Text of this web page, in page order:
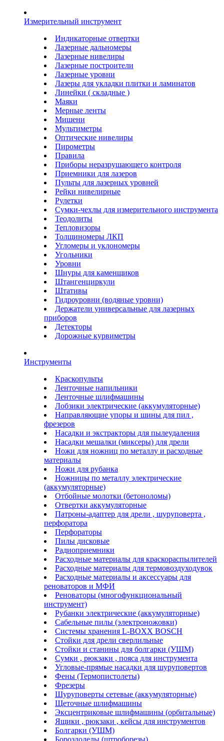
Измерительный инструмент
Индикаторные отвертки
Лазерные дальномеры
Лазерные нивелиры
Лазерные построители
Лазерные уровни
Лазеры для укладки плитки и ламинатов
Линейки ( складные )
Маяки
Мерные ленты
Мишени
Мультиметры
Оптические нивелиры
Пирометры
Правила
Приборы неразрушающего контроля
Приемники для лазеров
Пульты для лазерных уровней
Рейки нивелирные
Рулетки
Сумки-чехлы для измерительного инструмента
Теодолиты
Тепловизоры
Толщиномеры ЛКП
Угломеры и уклономеры
Угольники
Уровни
Шнуры для каменщиков
Штангенциркули
Штативы
Гидроуровни (водяные уровни)
Держатели универсальные для лазерных
приборов
Детекторы
Дорожные курвиметры
Инструменты
Краскопульты
Ленточные напильники
Ленточные шлифмашины
Лобзики электрические (аккумуляторные)
Направляющие упоры и шины для пил ,
фрезеров
Насадки и экстракторы для пылеудаления
Насадки мешалки (миксеры) для дрели
Ножи для ножниц по металлу и расходные
материалы
Ножи для рубанка
Ножницы по металлу электрические
(аккумуляторные)
Отбойные молотки (бетоноломы)
Отвертки аккумуляторные
Патроны-адаптер для дрели , шуруповерта ,
перфоратора
Перфораторы
Пилы дисковые
Радиоприемники
Расходные материалы для краскораспылителей
Расходные материалы для термовоздуходувок
Расходные материалы и аксессуары для
реноваторов и МФИ
Реноваторы (многофункциональный
инструмент)
Рубанки электрические (аккумуляторные)
Сабельные пилы (электроножовки)
Системы хранения L-BOXX BOSCH
Стойки для дрели сверлильные
Стойки и станины для болгарки (УШМ)
Сумки , рюкзаки , пояса для инструмента
Угловые-прямые насадки для шуруповертов
Фены (Термопистолеты)
Фрезеры
Шуруповерты сетевые (аккумуляторные)
Щеточные шлифмашины
Эксцентриковые шлифмашины (орбитальные)
Ящики , рюкзаки , кейсы для инструментов
Болгарки (УШМ)
Бороздоделы (штроборезы)